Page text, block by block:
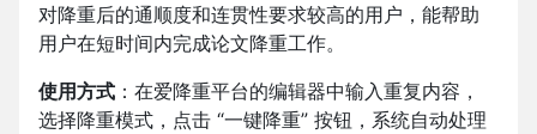
对降重后的通顺度和连贯性要求较高的用户，能帮助
用户在短时间内完成论文降重工作。
使用方式 ：在爱降重平台的编辑器中输入重复内容，
选择降重模式，点击 “一键降重” 按钮，系统自动处理